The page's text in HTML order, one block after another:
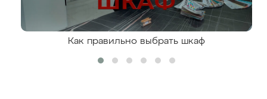
Как правильно выбрать шкаф